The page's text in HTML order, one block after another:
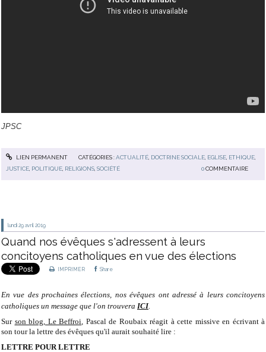
JPSC
LIEN PERMANENT CATÉGORIES :ACTUALITÉ, DOCTRINE SOCIALE, EGLISE, ETHIQUE,
JUSTICE POLITIQUE RELIGIONS ,SOCIÉTÉ 0 COMMENTAIRE
lundi 29 avril 2019
Quand nos évêques s'adressent à leurs
concitoyens catholiques en vue des élections
IMPRIMER Share
En vue des prochaines élections, nos évêques ont adressé à leurs concitoyens
catholiques un message que l'on trouvera ICI.
Sur son blog, Le Beffroi , Pascal de Roubaix réagit à cette missive en écrivant à
son tour la lettre des évêques qu'il aurait souhaité lire :
LETTRE POUR LETTRE